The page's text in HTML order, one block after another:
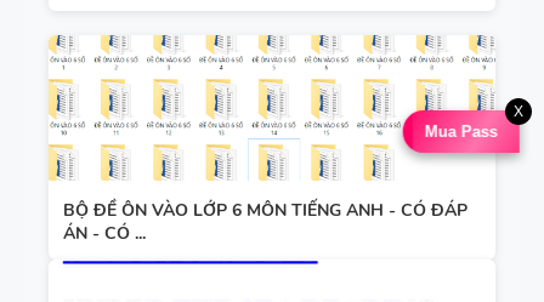
BỘ ĐỀ ÔN VÀO LỚP 6 MÔN TIẾNG ANH - CÓ ĐÁP
ÁN - CÓ ...
Mua Pass
X